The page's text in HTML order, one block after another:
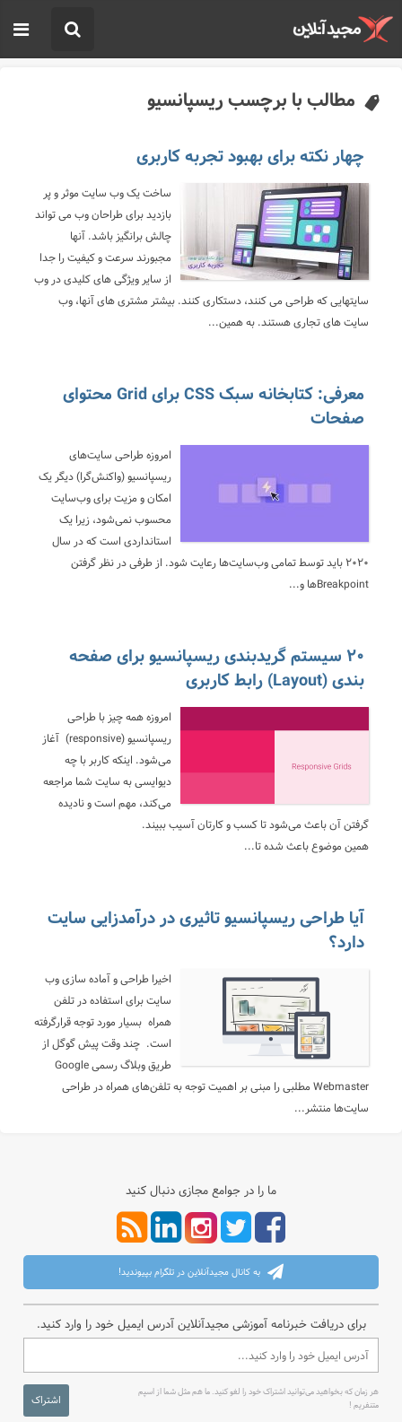
مطالب با برچسب ریسپانسیو
چهار نکته برای بهبود تجربه کاربری
ساخت یک وب سایت موثر و پر
بازدید برای طراحان وب می تواند
چالش برانگیز باشد. آنها
مجبورند سرعت و کیفیت را جدا
از سایر ویژگی های کلیدی در وب
سایتهایی که طراحی می کنند، دستکاری کنند. بیشتر مشتری های آنها، وب
سایت های تجاری هستند. به همین...
معرفی: کتابخانه سبک CSS برای Grid محتوای
صفحات
امروزه طراحی سایت‌های
ریسپانسیو (واکنش‌گرا) دیگر یک
امکان و مزیت برای وب‌سایت
محسوب نمی‌شود، زیرا یک
استانداردی است که در سال
۲۰۲۰ باید توسط تمامی وب‌سایت‌ها رعایت شود. از طرفی در نظر گرفتن
Breakpointها و...
۲۰ سیستم گریدبندی ریسپانسیو برای صفحه
بندی (Layout) رابط کاربری
امروزه همه چیز با طراحی
ریسپانسیو (responsive) آغاز
می‌شود. اینکه کاربر با چه
دیوایسی به سایت شما مراجعه
می‌کند، مهم است و نادیده
گرفتن آن باعث می‌شود تا کسب و کارتان آسیب ببیند.
همین موضوع باعث شده تا...
آیا طراحی ریسپانسیو تاثیری در درآمدزایی سایت
دارد؟
اخیرا طراحی و آماده سازی وب
سایت برای استفاده در تلفن
همراه بسیار مورد توجه قرارگرفته
است. چند وقت پیش گوگل از
طریق وبلاگ رسمی Google
Webmaster مطلبی را مبنی بر اهمیت توجه به تلفن‌های همراه در طراحی
سایت‌ها منتشر...
ما را در جوامع مجازی دنبال کنید
به کانال مجیدآنلاین در تلگرام بپیوندید!
برای دریافت خبرنامه آموزشی مجیدآنلاین آدرس ایمیل خود را وارد کنید.
هر زمان که بخواهید می‌توانید اشتراک خود را لغو کنید. ما هم مثل شما از اسپم
متنفریم !
اشتراک